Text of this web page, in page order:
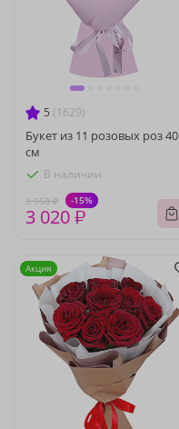
5 (1629)
Букет из 11 розовых роз 40
см
В наличии
3 550 ₽ -15%
3 020 ₽
Акция